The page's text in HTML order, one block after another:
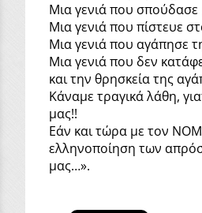
Μια γενιά που σπούδασε
Μια γενιά που πίστευε
Μια γενιά που αγάπησε
Μια γενιά που δεν
και την θρησκεία της
Κάναμε τραγικά λάθη,
μας!!
Εάν και τώρα με τον
ελληνοποίηση των
μας…».